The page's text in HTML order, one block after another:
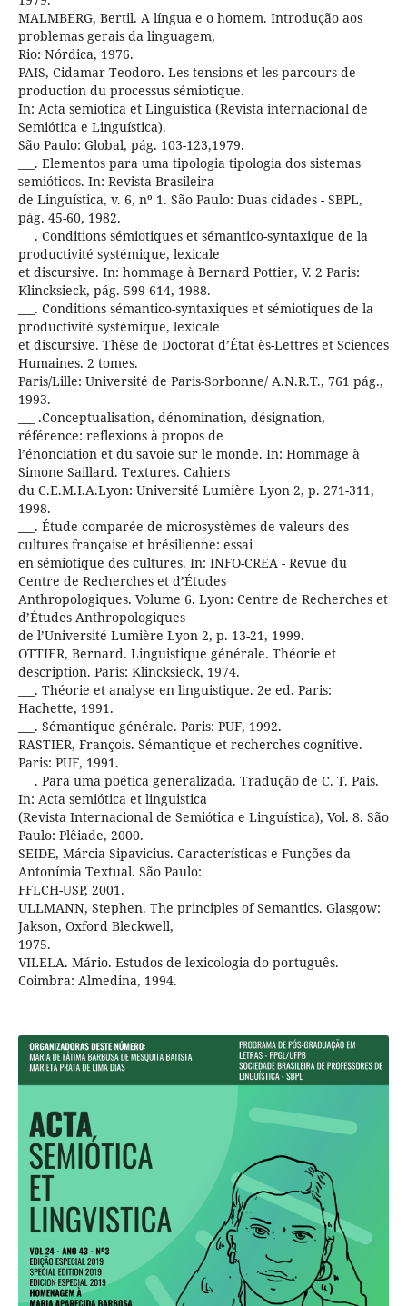
MALMBERG, Bertil. A língua e o homem. Introdução aos
problemas gerais da linguagem,
Rio: Nórdica, 1976.
PAIS, Cidamar Teodoro. Les tensions et les parcours de
production du processus sémiotique.
In: Acta semiotica et Linguistica (Revista internacional de
Semiótica e Linguística).
São Paulo: Global, pág. 103-123,1979.
___. Elementos para uma tipologia tipologia dos sistemas
semióticos. In: Revista Brasileira
de Linguística, v. 6, nº 1. São Paulo: Duas cidades - SBPL,
pág. 45-60, 1982.
___. Conditions sémiotiques et sémantico-syntaxique de la
productivité systémique, lexicale
et discursive. In: hommage à Bernard Pottier, V. 2 Paris:
Klincksieck, pág. 599-614, 1988.
___. Conditions sémantico-syntaxiques et sémiotiques de la
productivité systémique, lexicale
et discursive. Thèse de Doctorat d’État ès-Lettres et Sciences
Humaines. 2 tomes.
Paris/Lille: Université de Paris-Sorbonne/ A.N.R.T., 761 pág.,
1993.
___ .Conceptualisation, dénomination, désignation,
référence: reflexions à propos de
l’énonciation et du savoie sur le monde. In: Hommage à
Simone Saillard. Textures. Cahiers
du C.E.M.I.A.Lyon: Université Lumière Lyon 2, p. 271-311,
1998.
___. Étude comparée de microsystèmes de valeurs des
cultures française et brésilienne: essai
en sémiotique des cultures. In: INFO-CREA - Revue du
Centre de Recherches et d’Études
Anthropologiques. Volume 6. Lyon: Centre de Recherches et
d’Études Anthropologiques
de l’Université Lumière Lyon 2, p. 13-21, 1999.
OTTIER, Bernard. Linguistique générale. Théorie et
description. Paris: Klincksieck, 1974.
___. Théorie et analyse en linguistique. 2e ed. Paris:
Hachette, 1991.
___. Sémantique générale. Paris: PUF, 1992.
RASTIER, François. Sémantique et recherches cognitive.
Paris: PUF, 1991.
___. Para uma poética generalizada. Tradução de C. T. Pais.
In: Acta semiótica et linguistica
(Revista Internacional de Semiótica e Linguística), Vol. 8. São
Paulo: Plêiade, 2000.
SEIDE, Márcia Sipavicius. Características e Funções da
Antonímia Textual. São Paulo:
FFLCH-USP, 2001.
ULLMANN, Stephen. The principles of Semantics. Glasgow:
Jakson, Oxford Bleckwell,
1975.
VILELA. Mário. Estudos de lexicologia do português.
Coimbra: Almedina, 1994.